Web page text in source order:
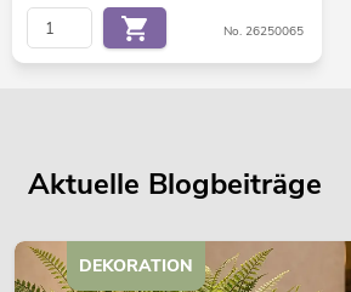
No. 26250065
Aktuelle Blogbeiträge
DEKORATION